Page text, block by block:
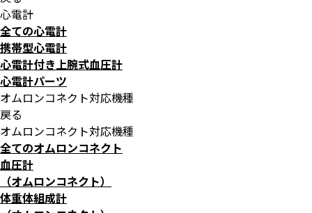
心電計
全ての心電計
携帯型心電計
心電計付き上腕式血圧計
心電計パーツ
オムロンコネクト対応機種
戻る
オムロンコネクト対応機種
全てのオムロンコネクト
血圧計
（オムロンコネクト）
体重体組成計